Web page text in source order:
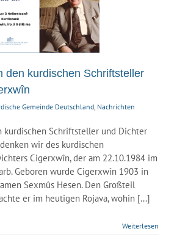
den kurdischen Schriftsteller
Gemeinde Deutschland, Nachrichten
kurdischen Schriftsteller und Dichter
wir des kurdischen
Cigerxwîn, der am 22.10.1984 im
Geboren wurde Cigerxwîn 1903 in
Sexmûs Hesen. Den Großteil
er im heutigen Rojava, wohin [...]
Weiterlesen